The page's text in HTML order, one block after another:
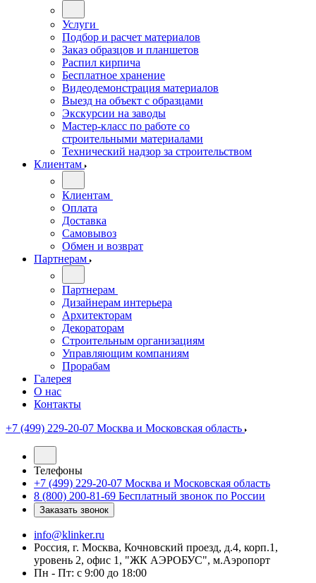
Услуги
Подбор и расчет материалов
Заказ образцов и планшетов
Распил кирпича
Бесплатное хранение
Видеодемонстрация материалов
Выезд на объект с образцами
Экскурсии на заводы
Мастер-класс по работе со
строительными материалами
Технический надзор за строительством
Клиентам
Клиентам
Оплата
Доставка
Самовывоз
Обмен и возврат
Партнерам
Партнерам
Дизайнерам интерьера
Архитекторам
Декораторам
Строительным организациям
Управляющим компаниям
Прорабам
Галерея
О нас
Контакты
+7 (499) 229-20-07 Москва и Московская область
Телефоны
+7 (499) 229-20-07 Москва и Московская область
8 (800) 200-81-69 Бесплатный звонок по России
Заказать звонок
info@klinker.ru
Россия, г. Москва, Кочновский проезд, д.4, корп.1,
уровень 2, офис 1, "ЖК АЭРОБУС", м.Аэропорт
Пн - Пт: с 9:00 до 18:00